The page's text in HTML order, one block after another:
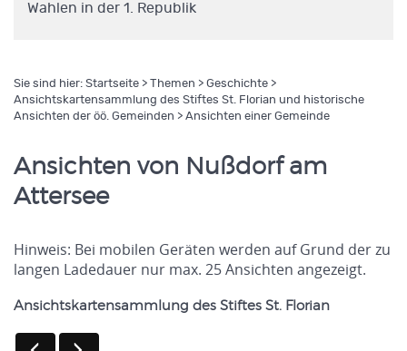
Wahlen in der 1. Republik
Sie sind hier: Startseite > Themen > Geschichte >
Ansichtskartensammlung des Stiftes St. Florian und historische
Ansichten der öö. Gemeinden > Ansichten einer Gemeinde
Ansichten von Nußdorf am
Attersee
Hinweis: Bei mobilen Geräten werden auf Grund der zu
langen Ladedauer nur max. 25 Ansichten angezeigt.
Ansichtskartensammlung des Stiftes St. Florian